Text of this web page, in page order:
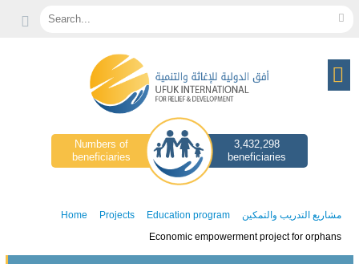
Search...
3,432,298
beneficiaries
Numbers of
beneficiaries
Home Projects Education program مشاريع التدريب والتمكين
Economic empowerment project for orphans